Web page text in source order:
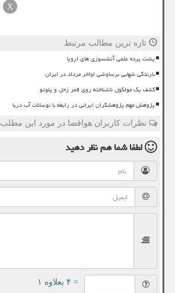
X
تازه ترین مطالب مرتبط
پشت پرده علمی آتشسوزی های اروپا
بارندگی شهابی برساوشی اواخر مرداد در ایران
کشف یک مولکول ناشناخته روی قمر زحل و پلوتو
پژوهش مهم پژوهشگران ایرانی در رابطه با نوسانات آب دریا
نظرات کاربران هوافضا در مورد این مطلب
لطفا شما همنظر دهید
= ۴ بعلاوه ۱